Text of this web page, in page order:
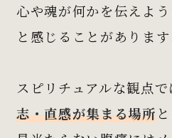
心や魂が何かを伝えよう
と感じることがあります
スピリチュアルな観点
志・直感が集まる場所